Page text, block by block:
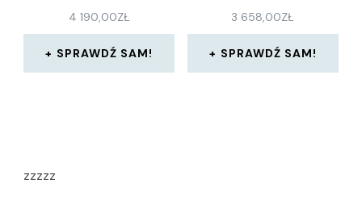
4 190,00ZŁ
SPRAWDŹ SAM!
3 658,00ZŁ
SPRAWDŹ SAM!
zzzzz